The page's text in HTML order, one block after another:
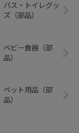
バス・トイレグッ
ズ（部品）
ベビー食器（部
品）
ペット用品（部
品）